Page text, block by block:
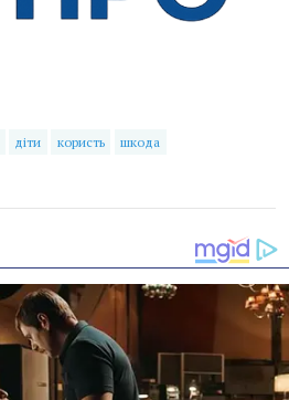
діти користь шкода